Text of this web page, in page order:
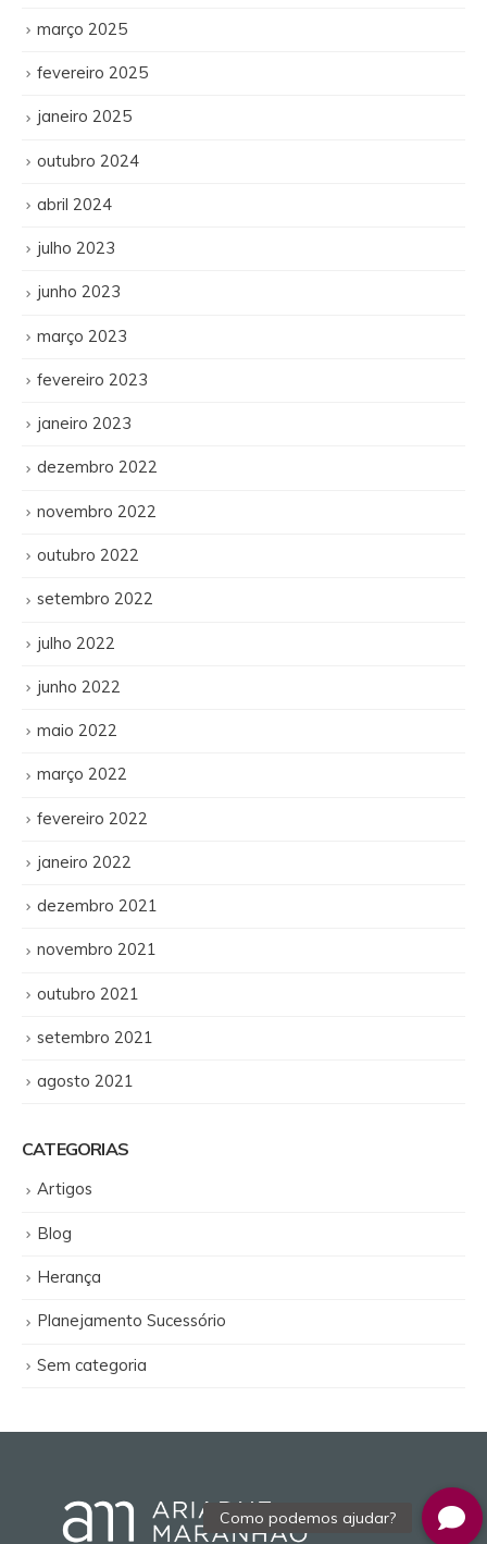
março 2025
fevereiro 2025
janeiro 2025
outubro 2024
abril 2024
julho 2023
junho 2023
março 2023
fevereiro 2023
janeiro 2023
dezembro 2022
novembro 2022
outubro 2022
setembro 2022
julho 2022
junho 2022
maio 2022
março 2022
fevereiro 2022
janeiro 2022
dezembro 2021
novembro 2021
outubro 2021
setembro 2021
agosto 2021
CATEGORIAS
Artigos
Blog
Herança
Planejamento Sucessório
Sem categoria